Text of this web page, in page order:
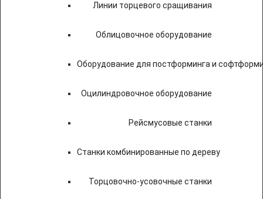
Линии торцевого сращивания
Облицовочное оборудование
Оборудование для постформинга и
Оцилиндровочное оборудование
Рейсмусовые станки
Станки комбинированные по дереву
Торцовочно-усовочные станки